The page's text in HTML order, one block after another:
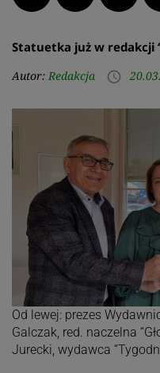
Statuetka już w redakcji
Autor: Redakcja access_time
Od lewej: prezes
Galczak, red. naczelna
Jurecki, wydawca